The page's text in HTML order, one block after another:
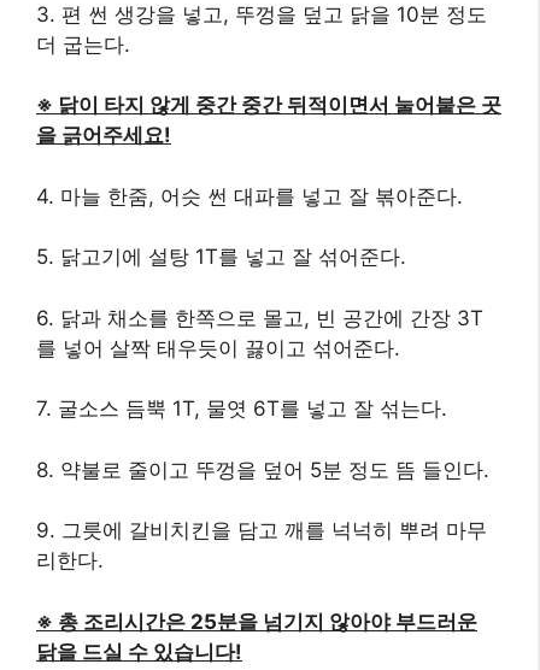
3. 편 썬 생강을 넣고, 뚜껑을 덮고 닭을 10분 정도
더 굽는다.
※ 닭이 타지 않게 중간 중간 뒤적이면서 눌어붙은 곳
을 긁어주세요!
4. 마늘 한줌, 어슷 썬 대파를 넣고 잘 볶아준다.
5. 닭고기에 설탕 1T를 넣고 잘 섞어준다.
6. 닭과 채소를 한쪽으로 몰고, 빈 공간에 간장 3T
를 넣어 살짝 태우듯이 끓이고 섞어준다.
7. 굴소스 듬뿍 1T, 물엿 6T를 넣고 잘 섞는다.
8. 약불로 줄이고 뚜껑을 덮어 5분 정도 뜸 들인다.
9. 그릇에 갈비치킨을 담고 깨를 넉넉히 뿌려 마무
리한다.
※ 총 조리시간은 25분을 넘기지 않아야 부드러운
닭을 드실 수 있습니다!